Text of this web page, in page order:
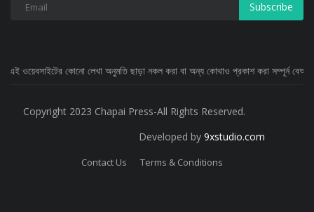
Subscribe
কোনো লেখা অনুমতি ছাড়া নকল করা বা অন্য কোথাও প্রকাশ করা সম্পূর্ন বেআইনি
Copyright 2023 Chapai Press-All Rights Reserved.
Developed by 9xstudio.com
Contact Us Terms & Conditions